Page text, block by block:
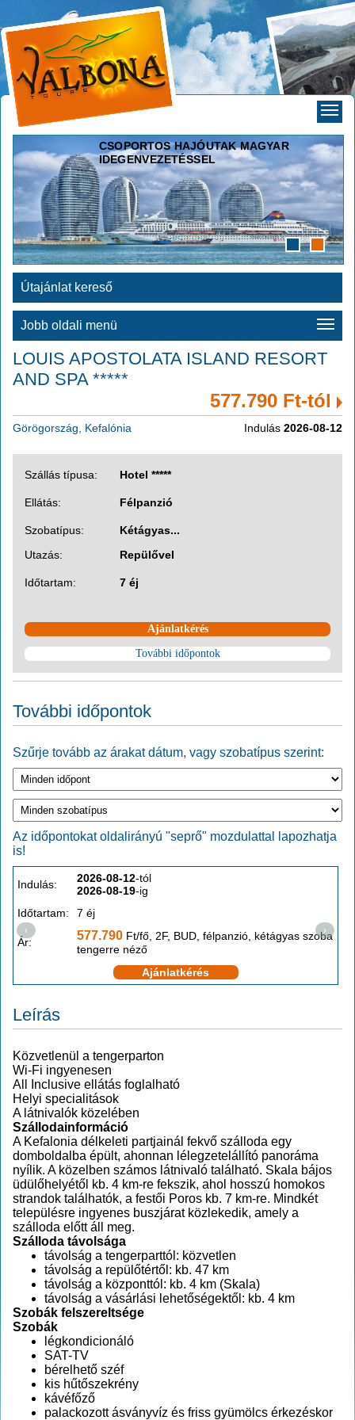
CSOPORTOS HAJÓUTAK MAGYAR
IDEGENVEZETÉSSEL
Útajánlat kereső
Jobb oldali menü
LOUIS APOSTOLATA ISLAND RESORT
AND SPA *****
577.790 Ft-tól
Görögország, Kefalónia Indulás 2026-08-12
Szállás típusa: Hotel *****
Ellátás: Félpanzió
Szobatípus:
Kétágyas...
Utazás:
Repülővel
Időtartam: 7 éj
Ajánlatkérés
További időpontok
További időpontok
Szűrje tovább az árakat dátum, vagy szobatípus szerint:
Az időpontokat oldalirányú "seprő" mozdulattal lapozhatja
is!
Indulás: 2026-08-12-tól
2026-08-19-ig
Időtartam:
7 éj
Ár: 577.790 Ft/fő, 2F, BUD, félpanzió, kétágyas szoba
tengerre néző
Ajánlatkérés
‹ ›
Leírás
Közvetlenül a tengerparton
Wi-Fi ingyenesen
All Inclusive ellátás foglalható
Helyi specialitások
A látnivalók közelében
Szállodainformáció
A Kefalonia délkeleti partjainál fekvő szálloda egy
domboldalba épült, ahonnan lélegzetelállító panoráma
nyílik. A közelben számos látnivaló található. Skala bájos
üdülőhelyétől kb. 4 km-re fekszik, ahol hosszú homokos
strandok találhatók, a festői Poros kb. 7 km-re. Mindkét
településre ingyenes buszjárat közlekedik, amely a
szálloda előtt áll meg.
Szálloda távolsága
távolság a tengerparttól: közvetlen
távolság a repülőtértől: kb. 47 km
távolság a központtól: kb. 4 km (Skala)
távolság a vásárlási lehetőségektől: kb. 4 km
Szobák felszereltsége
Szobák
légkondicionáló
SAT-TV
bérelhető széf
kis hűtőszekrény
kávéfőző
palackozott ásványvíz és friss gyümölcs érkezéskor